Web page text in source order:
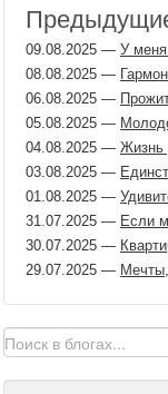
09.08.2025 — У
08.08.2025 —
06.08.2025 —
05.08.2025 —
04.08.2025 — Жизнь
03.08.2025 —
01.08.2025 —
31.07.2025 — Если
30.07.2025 —
29.07.2025 —